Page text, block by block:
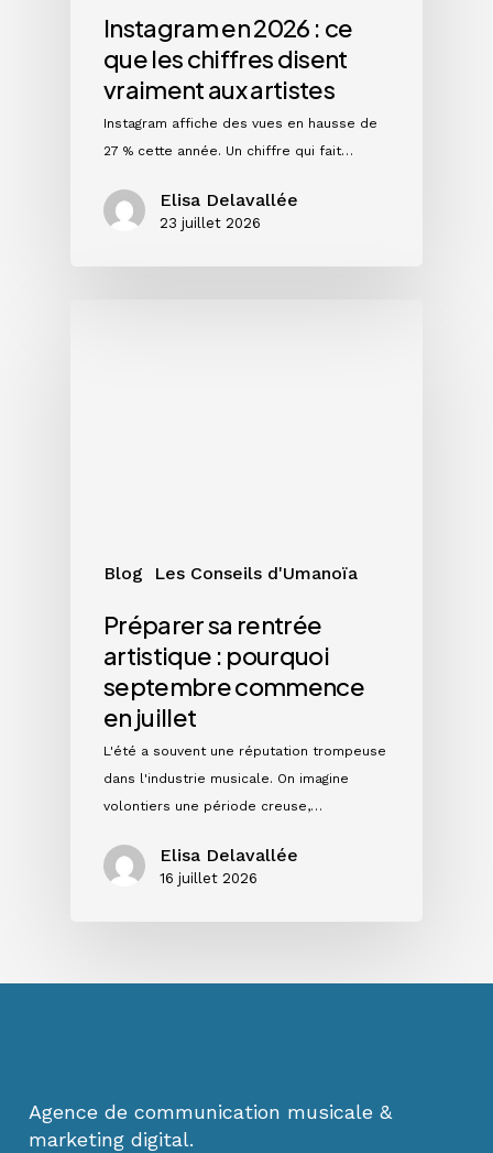
artistes
Instagram en 2026 : ce
que les chiffres disent
vraiment aux artistes
Instagram affiche des vues en hausse de
27 % cette année. Un chiffre qui fait…
Elisa Delavallée
23 juillet 2026
Blog Les Conseils d'Umanoïa
Préparer sa rentrée
artistique : pourquoi
septembre commence
en juillet
L'été a souvent une réputation trompeuse
dans l'industrie musicale. On imagine
volontiers une période creuse,…
Elisa Delavallée
16 juillet 2026
Agence de communication musicale &
marketing digital.